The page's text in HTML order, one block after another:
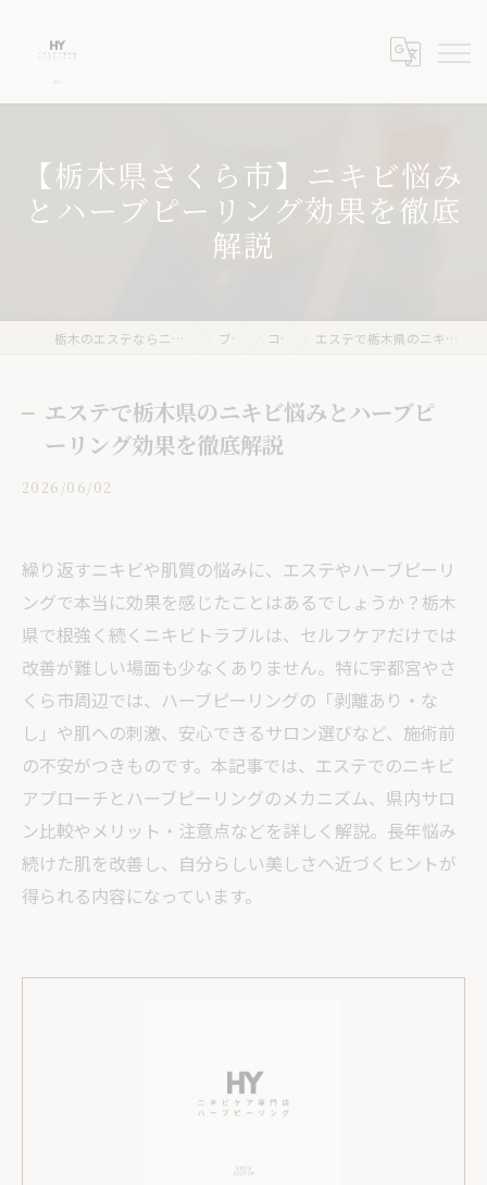
【栃木県さくら市】ニキビ悩み
とハーブピーリング効果を徹底
解説
栃木のエステならニキビケア専門店 ハーブピーリングHY ブログ コラム エステで栃木県のニキビ悩みとハーブピーリング効果を徹底解説
エステで栃木県のニキビ悩みとハーブピ
ーリング効果を徹底解説
2026/06/02
繰り返すニキビや肌質の悩みに、エステやハーブピーリ
ングで本当に効果を感じたことはあるでしょうか？栃木
県で根強く続くニキビトラブルは、セルフケアだけでは
改善が難しい場面も少なくありません。特に宇都宮やさ
くら市周辺では、ハーブピーリングの「剥離あり・な
し」や肌への刺激、安心できるサロン選びなど、施術前
の不安がつきものです。本記事では、エステでのニキビ
アプローチとハーブピーリングのメカニズム、県内サロ
ン比較やメリット・注意点などを詳しく解説。長年悩み
続けた肌を改善し、自分らしい美しさへ近づくヒントが
得られる内容になっています。